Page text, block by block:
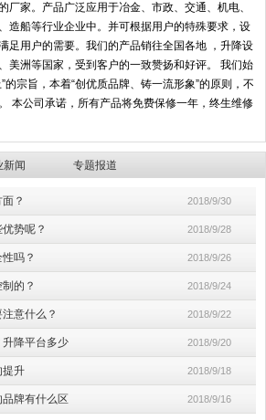
厂家。产品广泛应用于冶金、市政、交通、机电、
造船等行业企业中。并可根据用户的特殊要求，设
足用户的需要。我们的产品销往全国各地 ，升降设
美洲等国家，受到客户的一致赞扬和好评。 我们始
的宗旨，本着“创优质品牌、铸一流形象”的原则，不
本公司承诺，所有产品将免费保修一年，终生维修
新闻 专题报道
？ 2018/9/30
势呢？ 2018/9/28
吗？ 2018/9/26
的？ 2018/9/24
意什么？ 2018/9/22
降平台多少 2018/9/20
提升 2018/9/18
牌有什么区 2018/9/16